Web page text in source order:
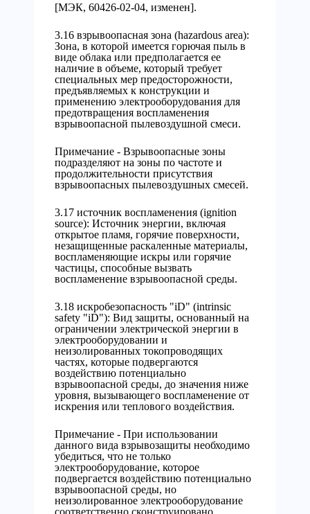
[МЭК, 60426-02-04, изменен].
3.16 взрывоопасная зона (hazardous area):
Зона, в которой имеется горючая пыль в
виде облака или предполагается ее
наличие в объеме, который требует
специальных мер предосторожности,
предъявляемых к конструкции и
применению электрооборудования для
предотвращения воспламенения
взрывоопасной пылевоздушной смеси.
Примечание - Взрывоопасные зоны
подразделяют на зоны по частоте и
продолжительности присутствия
взрывоопасных пылевоздушных смесей.
3.17 источник воспламенения (ignition
source): Источник энергии, включая
открытое пламя, горячие поверхности,
незащищенные раскаленные материалы,
воспламеняющие искры или горячие
частицы, способные вызвать
воспламенение взрывоопасной среды.
3.18 искробезопасность "iD" (intrinsic
safety "iD"): Вид защиты, основанный на
ограничении электрической энергии в
электрооборудовании и
неизолированных токопроводящих
частях, которые подвергаются
воздействию потенциально
взрывоопасной среды, до значения ниже
уровня, вызывающего воспламенение от
искрения или теплового воздействия.
Примечание - При использовании
данного вида взрывозащиты необходимо
убедиться, что не только
электрооборудование, которое
подвергается воздействию потенциально
взрывоопасной среды, но
неизолированное электрооборудование
соответственно сконструировано.